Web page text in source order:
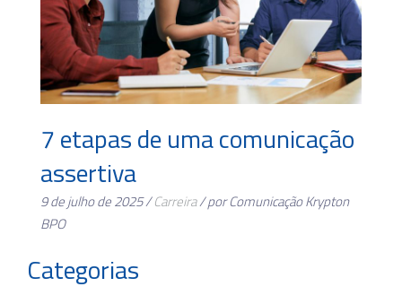
7 etapas de uma comunicação
assertiva
9 de julho de 2025 /Carreira/ por Comunicação Krypton
BPO
Categorias